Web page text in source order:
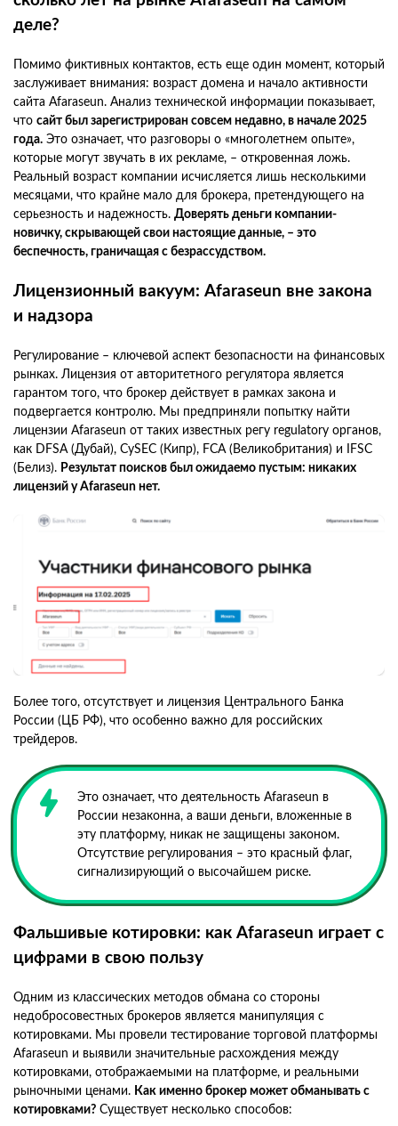
деле?
Помимо фиктивных контактов, есть еще один момент, который
заслуживает внимания: возраст домена и начало активности
сайта Afaraseun. Анализ технической информации показывает,
что сайт был зарегистрирован совсем недавно, в начале 2025
года. Это означает, что разговоры о «многолетнем опыте»,
которые могут звучать в их рекламе, – откровенная ложь.
Реальный возраст компании исчисляется лишь несколькими
месяцами, что крайне мало для брокера, претендующего на
серьезность и надежность. Доверять деньги компании-
новичку, скрывающей свои настоящие данные, – это
беспечность, граничащая с безрассудством.
Лицензионный вакуум: Afaraseun вне закона
и надзора
Регулирование – ключевой аспект безопасности на финансовых
рынках. Лицензия от авторитетного регулятора является
гарантом того, что брокер действует в рамках закона и
подвергается контролю. Мы предприняли попытку найти
лицензии Afaraseun от таких известных регу regulatory органов,
как DFSA (Дубай), CySEC (Кипр), FCA (Великобритания) и IFSC
(Белиз). Результат поисков был ожидаемо пустым: никаких
лицензий у Afaraseun нет.
Более того, отсутствует и лицензия Центрального Банка
России (ЦБ РФ), что особенно важно для российских
трейдеров.
Это означает, что деятельность Afaraseun в
России незаконна, а ваши деньги, вложенные в
эту платформу, никак не защищены законом.
Отсутствие регулирования – это красный флаг,
сигнализирующий о высочайшем риске.
Фальшивые котировки: как Afaraseun играет с
цифрами в свою пользу
Одним из классических методов обмана со стороны
недобросовестных брокеров является манипуляция с
котировками. Мы провели тестирование торговой платформы
Afaraseun и выявили значительные расхождения между
котировками, отображаемыми на платформе, и реальными
рыночными ценами. Как именно брокер может обманывать с
котировками? Существует несколько способов: